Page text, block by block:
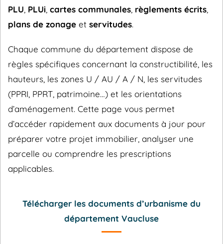
PLU PLUi cartes communales règlements écrits
plans de zonage et servitudes.
Chaque commune du département dispose de
règles spécifiques concernant la constructibilité, les
hauteurs, les zones U / AU / A / N, les servitudes
(PPRI, PPRT, patrimoine…) et les orientations
d’aménagement. Cette page vous permet
d’accéder rapidement aux documents à jour pour
préparer votre projet immobilier, analyser une
parcelle ou comprendre les prescriptions
applicables.
Télécharger les documents d’urbanisme du
département Vaucluse